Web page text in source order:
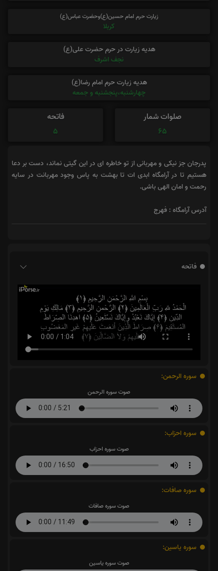
زیارت حرم امام حسین(ع)وحضرت عباس(ع)
کربلا
هدیه زیارت در حرم حضرت علی(ع)
نجف اشرف
هدیه زیارت حرم امام رضا(ع)
چهارشنبه،پنجشنبه و جمعه
صلوات شمار
65
فاتحه
5
پدرجان جز نیکی و مهربانی از تو خاطره ای در این گیتی نماند، دست بر دعا
هستیم تا در آرامگاه ابدی ات تا بهشت به پاس وجود مهربانت در سایه
رحمت و امان الهی باشی.
آدرس آرامگاه : فهرج
فاتحه
سوره الرحمن:
صوت سوره الرحمن
سوره احزاب:
صوت سوره احزاب
سوره صافات:
صوت سوره صافات
سوره یاسین:
صوت سوره یاسین